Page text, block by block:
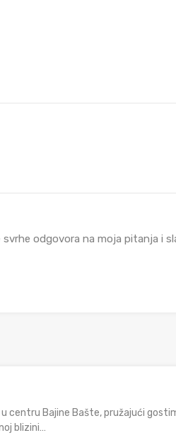
odgovora na moja pitanja i
centru Bajine Bašte, pružajući
blizini…